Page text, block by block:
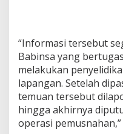
“Informasi tersebut
Babinsa yang
melakukan
lapangan. Setelah
temuan tersebut
hingga akhirnya
operasi